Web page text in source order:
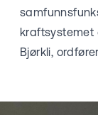
kraftsystemet
Bjørkli,